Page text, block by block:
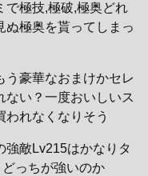
で極技,極破,極奥どれ
極奥を貰ってしまっ
う豪華なおまけかセレ
ない？一度おいしいス
われなくなりそう
強敵Lv215はかなりタ
っちが強いのか